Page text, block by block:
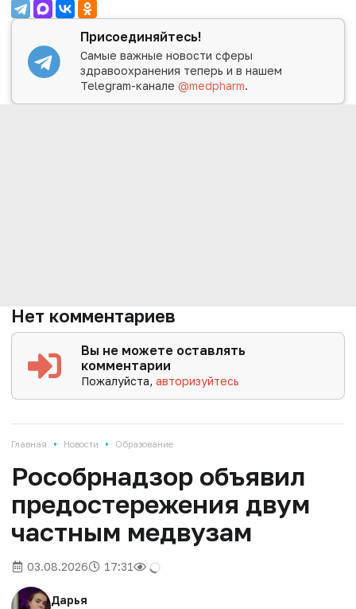
Присоединяйтесь!
Самые важные новости сферы
здравоохранения теперь и в нашем
Telegram-канале@medpharm.
Нет комментариев
Вы не можете оставлять
комментарии
Пожалуйста,авторизуйтесь
Главная • Новости • Образование
Рособрнадзор объявил
предостережения двум
частным медвузам
03.08.2026 17:31
Дарья